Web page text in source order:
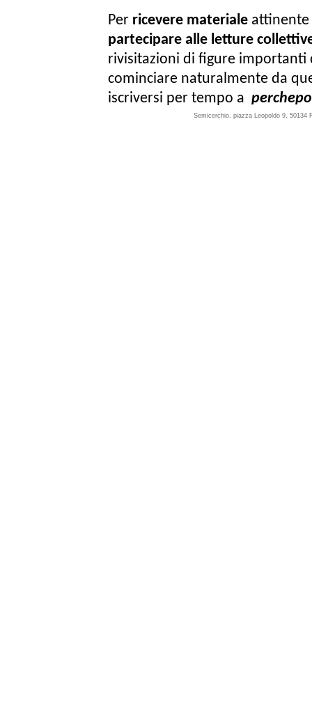
Per ricevere materiale attinente
partecipare alle letture
rivisitazioni di figure importanti
cominciare naturalmente da
iscriversi per tempo a
Semicerchio, piazza Leopoldo 9, 50134